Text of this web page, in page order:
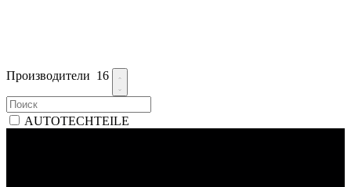
Производители 16
AUTOTECHTEILE